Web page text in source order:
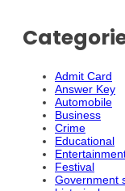
Admit Card
Answer Key
Automobile
Business
Crime
Educational
Festival
Government